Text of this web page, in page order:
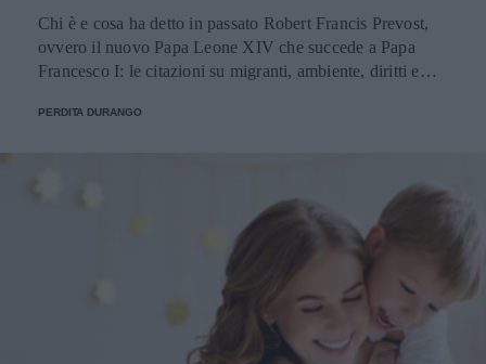
Chi è e cosa ha detto in passato Robert Francis Prevost,
ovvero il nuovo Papa Leone XIV che succede a Papa
Francesco I: le citazioni su migranti, ambiente, diritti e
PERDITA DURANGO